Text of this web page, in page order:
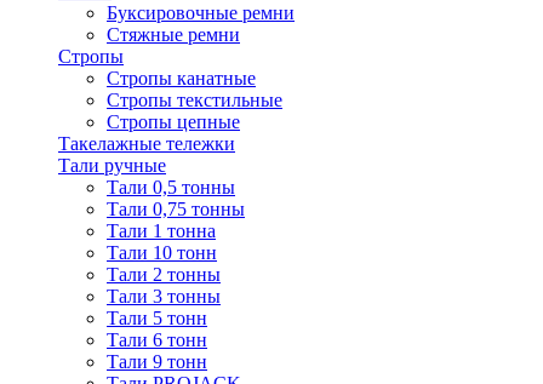
Буксировочные ремни
Стяжные ремни
Стропы
Стропы канатные
Стропы текстильные
Стропы цепные
Такелажные тележки
Тали ручные
Тали 0,5 тонны
Тали 0,75 тонны
Тали 1 тонна
Тали 10 тонн
Тали 2 тонны
Тали 3 тонны
Тали 5 тонн
Тали 6 тонн
Тали 9 тонн